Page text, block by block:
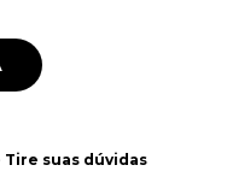
Tire suas dúvidas